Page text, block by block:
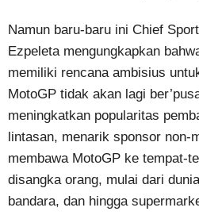
Namun baru-baru ini Chief
Ezpeleta mengungkapkan
memiliki rencana ambisius
MotoGP tidak akan lagi
meningkatkan popularitas
lintasan, menarik sponsor non-
membawa MotoGP ke tempat-
disangka orang, mulai dari
bandara, dan hingga